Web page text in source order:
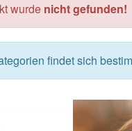
wurde nicht gefunden!
findet sich